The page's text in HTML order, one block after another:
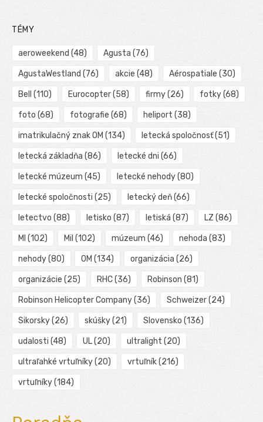
TÉMY
aeroweekend (48) Agusta (76)
AgustaWestland (76) akcie (48) Aérospatiale (30)
Bell (110) Eurocopter(58) firmy(26) fotky(68)
foto (68) fotografie (68) heliport (38)
imatrikulačný znak OM (134) letecká spoločnosť(51)
letecká základňa (86) letecké dni (66)
letecké múzeum (45) letecké nehody(80)
letecké spoločnosti (25) letecký deň(66)
letectvo (88) letisko (87) letiská (87) LZ (86)
MI (102) Mil (102) múzeum (46) nehoda (83)
nehody(80) OM (134) organizácia (26)
organizácie (25) RHC(36) Robinson (81)
Robinson Helicopter Company(36) Schweizer(24)
Sikorsky(26) skúšky(21) Slovensko (136)
udalosti (48) UL(20) ultralight (20)
ultraľahké vrtuľníky(20) vrtuľník(216)
vrtuľníky(184)